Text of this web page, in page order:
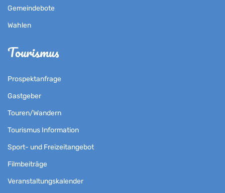
Gemeindebote
Wahlen
Tourismus
Prospektanfrage
Gastgeber
Touren/Wandern
Tourismus Information
Sport- und Freizeitangebot
Filmbeiträge
Veranstaltungskalender